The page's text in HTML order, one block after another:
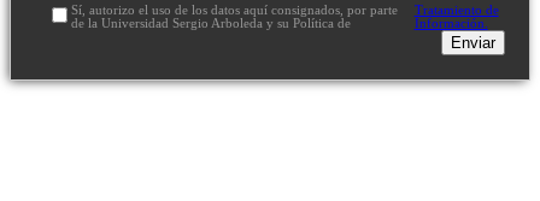
Sí, autorizo el uso de los datos aquí consignados, por parte
de la Universidad Sergio Arboleda y su Política de
Tratamiento de
Información.